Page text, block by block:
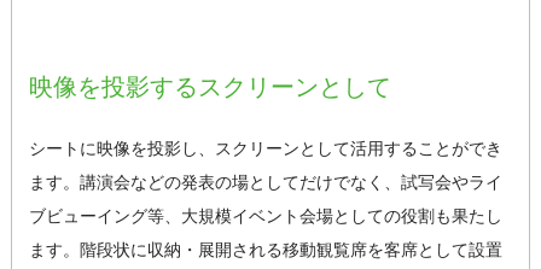
映像を投影するスクリーンとして
シートに映像を投影し、スクリーンとして活用することができ
ます。講演会などの発表の場としてだけでなく、試写会やライ
ブビューイング等、大規模イベント会場としての役割も果たし
ます。階段状に収納・展開される移動観覧席を客席として設置